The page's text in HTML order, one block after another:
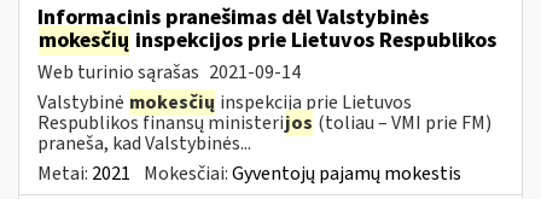
Informacinis pranešimas dėl Valstybinės
mokesčių inspekcijos prie Lietuvos Respublikos
Web turinio sąrašas 2021-09-14
Valstybinė mokesčių inspekcija prie Lietuvos
Respublikos finansų ministerijos (toliau – VMI prie FM)
praneša, kad Valstybinės...
Metai: 2021 Mokesčiai:Gyventojų pajamų mokestis